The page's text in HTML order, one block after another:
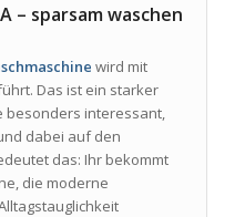
– sparsam waschen
wird mit
Das ist ein starker
besonders interessant,
dabei auf den
das: Ihr bekommt
die moderne